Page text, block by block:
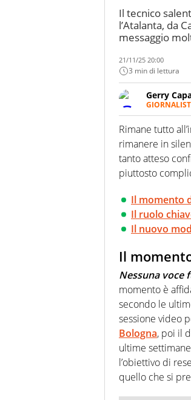
Il tecnico
l’Atalanta, da
messaggio
21/11/25 20:00
3 min di lettura
Gerry
Per lui gli
innata di
Rimane tutto
rimanere in
tanto atteso
piuttosto
Il momento
Il ruolo
Il nuovo
Il
Nessuna voce
momento è
secondo le
sessione video
Bologna, poi il
ultime
l’obiettivo di
quello che si